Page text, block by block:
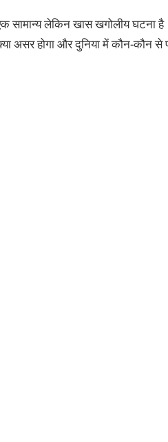
लेकिन खास खगोलीय घटना
होगा और दुनिया में कौन-कौन से